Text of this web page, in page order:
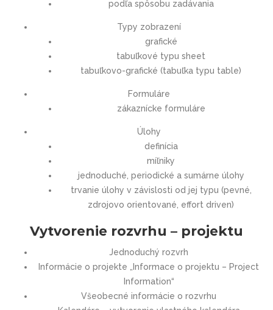
podľa spôsobu zadávania
Typy zobrazení
grafické
tabuľkové typu sheet
tabuľkovo-grafické (tabuľka typu table)
Formuláre
zákaznícke formuláre
Úlohy
definícia
míľniky
jednoduché, periodické a sumárne úlohy
trvanie úlohy v závislosti od jej typu (pevné,
zdrojovo orientované, effort driven)
Vytvorenie rozvrhu – projektu
Jednoduchý rozvrh
Informácie o projekte „Informace o projektu – Project
Information“
Všeobecné informácie o rozvrhu